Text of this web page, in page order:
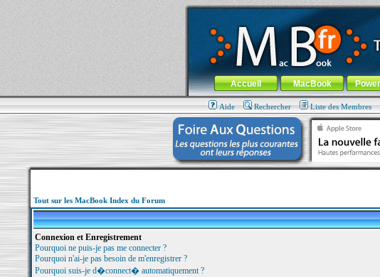
MacBook-fr.com : 100% Apple... 100% nomade !
Aller au contenu-Aller au menu général-
Menu général
Accueil MacBook
Aide Rechercher Liste des Membres
Tout sur les MacBook Index du Forum
Connexion et Enregistrement
Pourquoi ne puis-je pas me connecter ?
Pourquoi n'ai-je pas besoin de m'enregistrer ?
Pourquoi suis-je d�connect� automatiquement ?